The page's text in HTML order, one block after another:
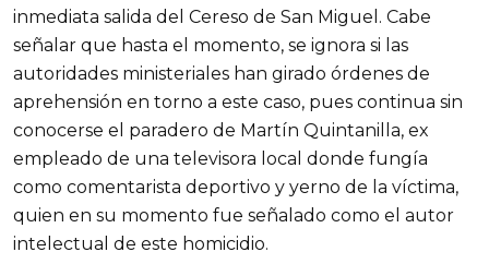
inmediata salida del Cereso de San Miguel. Cabe
señalar que hasta el momento, se ignora si las
autoridades ministeriales han girado órdenes de
aprehensión en torno a este caso, pues continua sin
conocerse el paradero de Martín Quintanilla, ex
empleado de una televisora local donde fungía
como comentarista deportivo y yerno de la víctima,
quien en su momento fue señalado como el autor
intelectual de este homicidio.